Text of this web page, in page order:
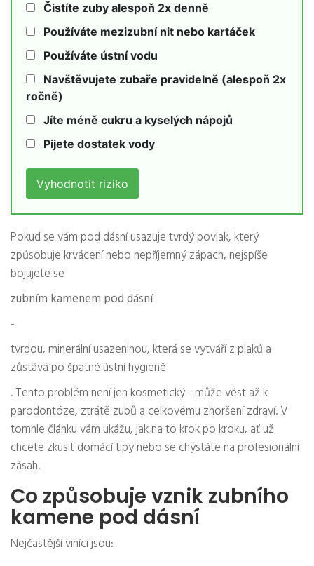
Čistíte zuby alespoň 2x denně
Používáte mezizubní nit nebo kartáček
Používáte ústní vodu
Navštěvujete zubaře pravidelně (alespoň 2x
ročně)
Jíte méně cukru a kyselých nápojů
Pijete dostatek vody
Vyhodnotit riziko
Pokud se vám pod dásní usazuje tvrdý povlak, který
způsobuje krvácení nebo nepříjemný zápach, nejspíše
bojujete se
zubním kamenem pod dásní
-
tvrdou, minerální usazeninou, která se vytváří z plaků a
zůstává po špatné ústní hygieně
. Tento problém není jen kosmetický - může vést až k
parodontóze, ztrátě zubů a celkovému zhoršení zdraví. V
tomhle článku vám ukážu, jak na to krok po kroku, ať už
chcete zkusit domácí tipy nebo se chystáte na profesionální
zásah.
Co způsobuje vznik zubního
kamene pod dásní
Nejčastější viníci jsou: